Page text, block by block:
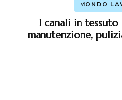
MONDO
I canali in
manutenzione,